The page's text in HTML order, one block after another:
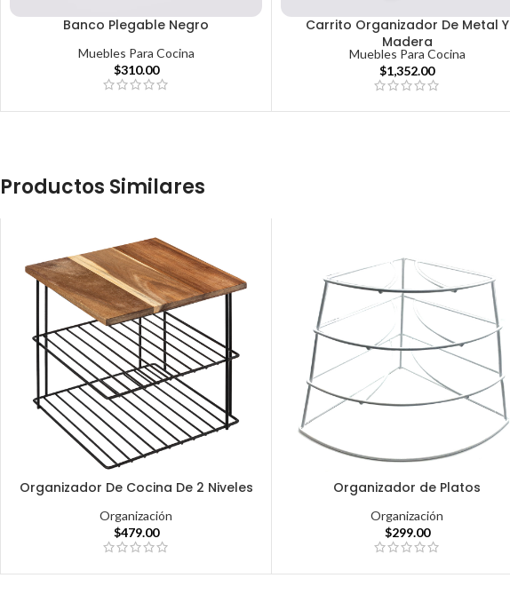
Banco Plegable Negro
Muebles Para Cocina
$310.00
Carrito Organizador De Metal Y
Madera
Muebles Para Cocina
$1,352.00
Productos Similares
Organizador De Cocina De 2 Niveles
Organización
$479.00
Organizador de Platos
Organización
$299.00